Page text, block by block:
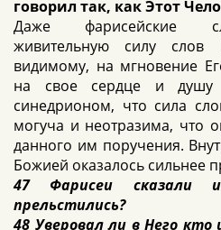
говорил так, как Этот
Даже фарисейские
живительную силу слов
видимому, на мгновение
на свое сердце и душу
синедрионом, что сила
могуча и неотразима, что
данного им поручения.
Божией оказалось сильнее
47 Фарисеи
прельстились?
48 Уверовал ли в Него кто